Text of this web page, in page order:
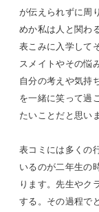
が伝えられずに周
めか私は人と関わ
表こみに入学して
スメイトやその悩
自分の考えや気持
を一緒に笑って過
たいことだと思い
表コミには多くの
いるのが二年生の
ります。先生やク
する。その過程で